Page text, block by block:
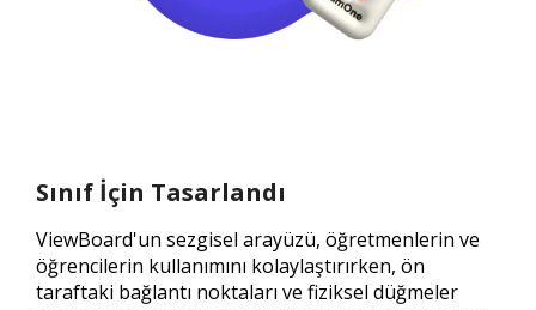
Sınıf İçin Tasarlandı
ViewBoard'un sezgisel arayüzü, öğretmenlerin ve
öğrencilerin kullanımını kolaylaştırırken, ön
taraftaki bağlantı noktaları ve fiziksel düğmeler